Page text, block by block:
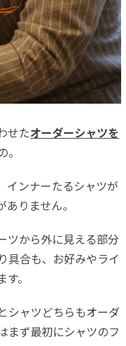
せたオーダーシャツを
。
インナーたるシャツが
ありません。
ツから外に見える部分
具合も、お好みやライ
す。
シャツどちらもオーダ
まず最初にシャツのフ